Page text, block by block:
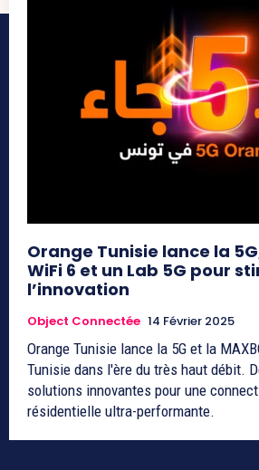
Orange Tunisie lance la
WiFi 6 et un Lab 5G pour
l’innovation
Object Connectée 14 Février 2025
Orange Tunisie lance la 5G et la
Tunisie dans l'ère du très haut débit.
solutions innovantes pour une
résidentielle ultra-performante.